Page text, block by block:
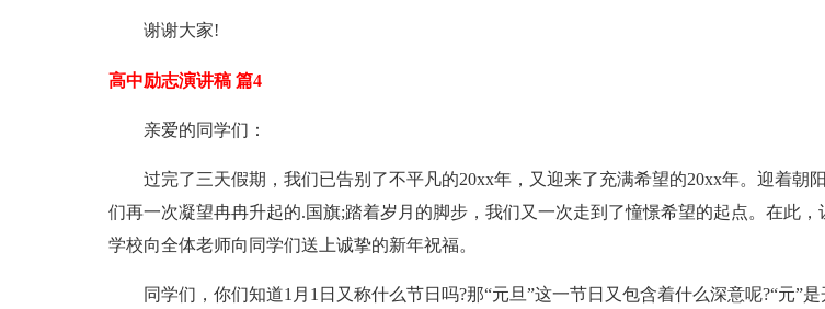
谢谢大家!
高中励志演讲稿 篇4
亲爱的同学们：
过完了三天假期，我们已告别了不平凡的20xx年，又迎来了充满希望的20xx年。迎着朝
们再一次凝望冉冉升起的.国旗;踏着岁月的脚步，我们又一次走到了憧憬希望的起点。在此，
学校向全体老师向同学们送上诚挚的新年祝福。
同学们，你们知道1月1日又称什么节日吗?那“元旦”这一节日又包含着什么深意呢?“元”